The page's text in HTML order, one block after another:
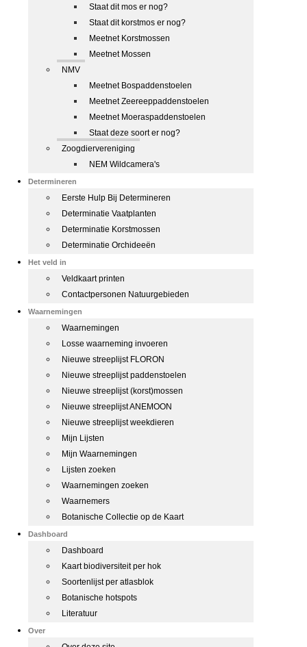
Staat dit mos er nog?
Staat dit korstmos er nog?
Meetnet Korstmossen
Meetnet Mossen
NMV
Meetnet Bospaddenstoelen
Meetnet Zeereeppaddenstoelen
Meetnet Moeraspaddenstoelen
Staat deze soort er nog?
Zoogdiervereniging
NEM Wildcamera's
Determineren
Eerste Hulp Bij Determineren
Determinatie Vaatplanten
Determinatie Korstmossen
Determinatie Orchideeën
Het veld in
Veldkaart printen
Contactpersonen Natuurgebieden
Waarnemingen
Waarnemingen
Losse waarneming invoeren
Nieuwe streeplijst FLORON
Nieuwe streeplijst paddenstoelen
Nieuwe streeplijst (korst)mossen
Nieuwe streeplijst ANEMOON
Nieuwe streeplijst weekdieren
Mijn Lijsten
Mijn Waarnemingen
Lijsten zoeken
Waarnemingen zoeken
Waarnemers
Botanische Collectie op de Kaart
Dashboard
Dashboard
Kaart biodiversiteit per hok
Soortenlijst per atlasblok
Botanische hotspots
Literatuur
Over